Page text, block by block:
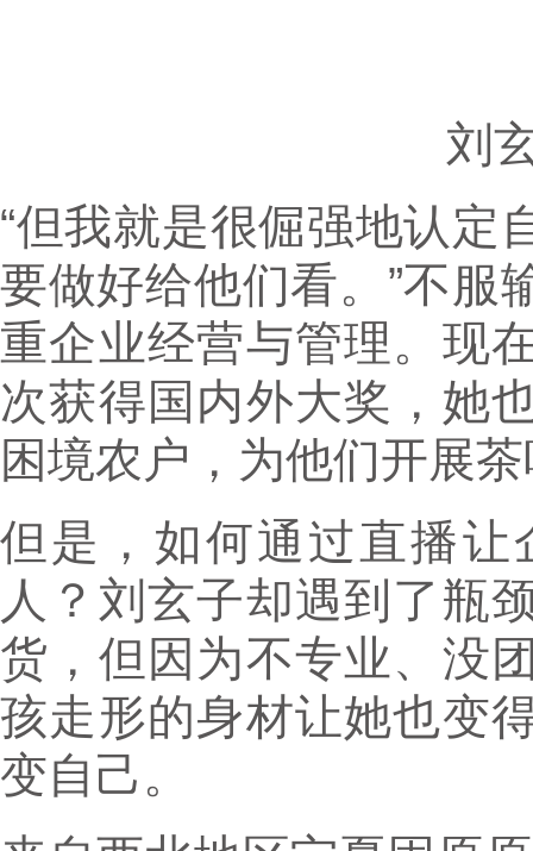
刘
“但我就是很倔强地认定
要做好给他们看。”不服
重企业经营与管理。现
次获得国内外大奖，她
困境农户，为他们开展
但是，如何通过直播
人？刘玄子却遇到了瓶
货，但因为不专业、没
孩走形的身材让她也变
变自己。